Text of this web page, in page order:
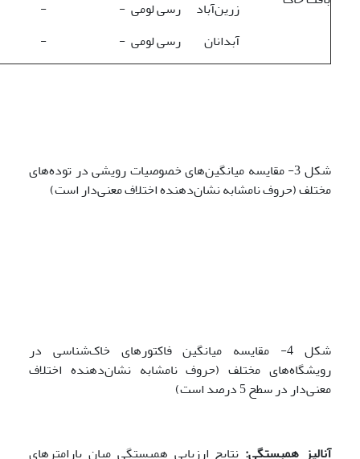
زرین‌آباد
رسی لومی -
-
آبدانان
رسی لومی -
-
شکل 3- مقایسه میانگین‌های خصوصیات رویشی در توده‌های
مختلف (حروف نامشابه نشان‌دهنده اختلاف معنی‌دار است)
شکل 4- مقایسه میانگین‌ فاکتورهای خاک‌شناسی در
رویشگاه‌های مختلف (حروف نامشابه نشان‌دهنده اختلاف
معنی‌دار در سطح 5 درصد است)
آنالیز همبستگی: نتایج ارزیابی همبستگی میان پارامترهای